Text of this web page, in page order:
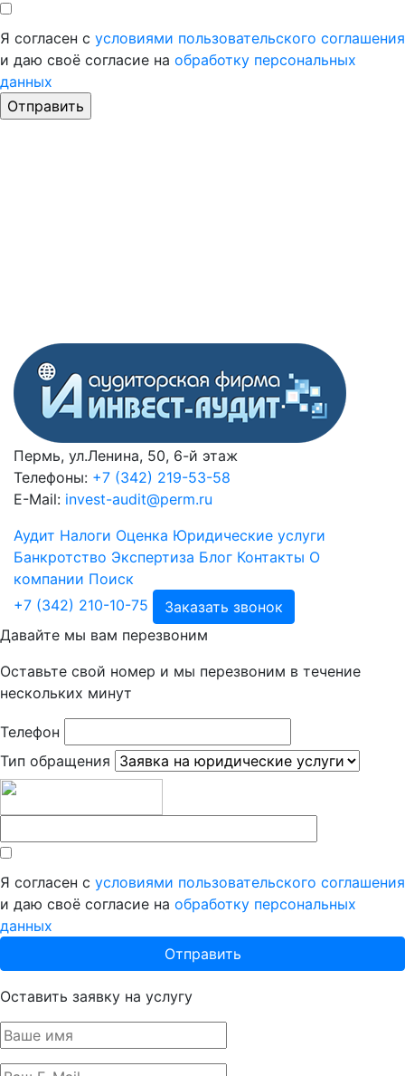
Я согласен с условиями пользовательского соглашения
и даю своё согласие на обработку персональных
данных
Пермь, ул.Ленина, 50, 6-й этаж
Телефоны: +7 (342) 219-53-58
E-Mail: invest-audit@perm.ru
Аудит Налоги Оценка Юридические услуги
Банкротство Экспертиза Блог Контакты О
компании Поиск
+7 (342) 210-10-75
Заказать звонок
Давайте мы вам перезвоним
Оставьте свой номер и мы перезвоним в течение
нескольких минут
Телефон
Тип обращения
Я согласен с условиями пользовательского соглашения
и даю своё согласие на обработку персональных
данных
Оставить заявку на услугу